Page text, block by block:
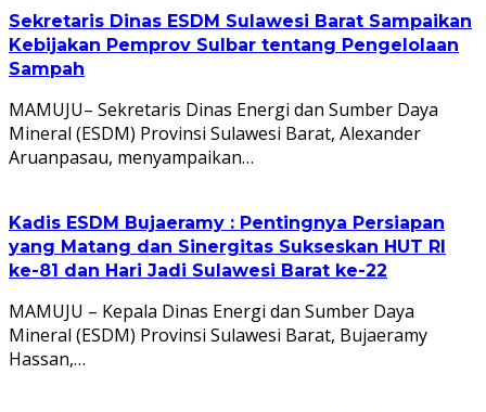
Sekretaris Dinas ESDM Sulawesi Barat Sampaikan
Kebijakan Pemprov Sulbar tentang Pengelolaan
Sampah
MAMUJU– Sekretaris Dinas Energi dan Sumber Daya
Mineral (ESDM) Provinsi Sulawesi Barat, Alexander
Aruanpasau, menyampaikan…
Kadis ESDM Bujaeramy : Pentingnya Persiapan
yang Matang dan Sinergitas Sukseskan HUT RI
ke-81 dan Hari Jadi Sulawesi Barat ke-22
MAMUJU – Kepala Dinas Energi dan Sumber Daya
Mineral (ESDM) Provinsi Sulawesi Barat, Bujaeramy
Hassan,…